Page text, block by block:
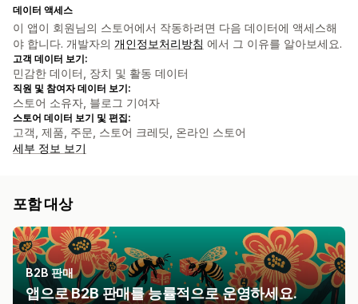
데이터 액세스
이 앱이 회원님의 스토어에서 작동하려면 다음 데이터에 액세스해
야 합니다. 개발자의 개인정보처리방침 에서 그 이유를 알아보세요.
고객 데이터 보기:
민감한 데이터, 장치 및 활동 데이터
직원 및 참여자 데이터 보기:
스토어 소유자, 블로그 기여자
스토어 데이터 보기 및 편집:
고객, 제품, 주문, 스토어 크레딧, 온라인 스토어
세부 정보 보기
포함 대상
B2B 판매
앱으로 B2B 판매를 능률적으로 운영하세요.